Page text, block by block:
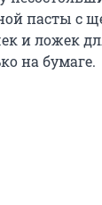
пасты с
и ложек
на бумаге.